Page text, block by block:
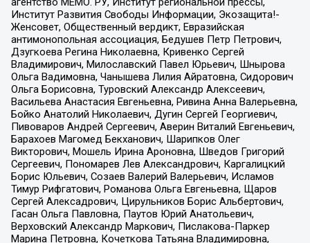
Институт Развития Свободы Информации, Экозащита!-
Женсовет, Общественный вердикт, Евразийская
антимонопольная ассоциация, Бедушев Петр Петрович,
Дзугкоева Регина Николаевна, Кривенко Сергей
Владимирович, Милославский Павел Юрьевич, Шнырова
Ольга Вадимовна, Чанышева Лилия Айратовна, Сидорович
Ольга Борисовна, Туровский Александр Алексеевич,
Васильева Анастасия Евгеньевна, Ривина Анна Валерьевна,
Бойко Анатолий Николаевич, Дугин Сергей Георгиевич,
Пивоваров Андрей Сергеевич, Аверин Виталий Евгеньевич,
Барахоев Магомед Бекханович, Шарипков Олег
Викторович, Мошель Ирина Ароновна, Шведов Григорий
Сергеевич, Пономарев Лев Александрович, Каргалицкий
Борис Юльевич, Созаев Валерий Валерьевич, Исламов
Тимур Рифгатович, Романова Ольга Евгеньевна, Щаров
Сергей Алексадрович, Цирульников Борис Альбертович,
Гасан Ольга Павловна, Паутов Юрий Анатольевич,
Верховский Александр Маркович, Пислакова-Паркер
Марина Петровна, Кочеткова Татьяна Владимировна,